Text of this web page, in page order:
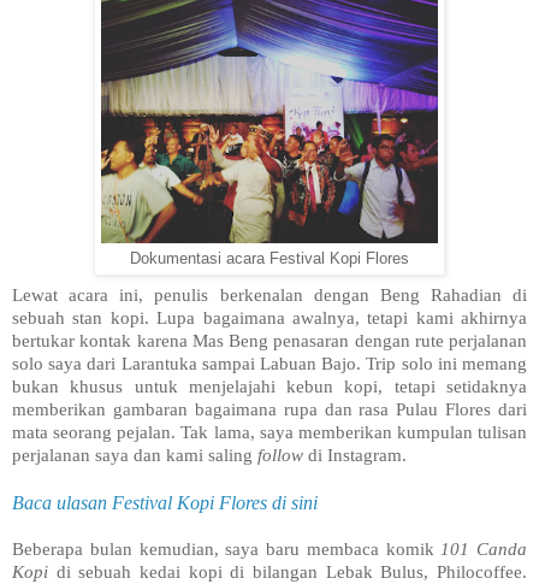
Dokumentasi acara Festival Kopi Flores
Lewat acara ini, penulis berkenalan dengan Beng Rahadian di
sebuah stan kopi. Lupa bagaimana awalnya, tetapi kami akhirnya
bertukar kontak karena Mas Beng penasaran dengan rute perjalanan
solo saya dari Larantuka sampai Labuan Bajo. Trip solo ini memang
bukan khusus untuk menjelajahi kebun kopi, tetapi setidaknya
memberikan gambaran bagaimana rupa dan rasa Pulau Flores dari
mata seorang pejalan. Tak lama, saya memberikan kumpulan tulisan
perjalanan saya dan kami saling follow di Instagram.
Baca ulasan Festival Kopi Flores di sini
Beberapa bulan kemudian, saya baru membaca komik101 Canda
Kopi di sebuah kedai kopi di bilangan Lebak Bulus, Philocoffee.